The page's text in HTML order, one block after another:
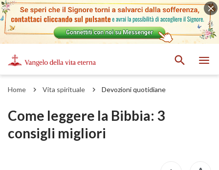
Home Vita spirituale Devozioni quotidiane
Come leggere la Bibbia: 3
consigli migliori